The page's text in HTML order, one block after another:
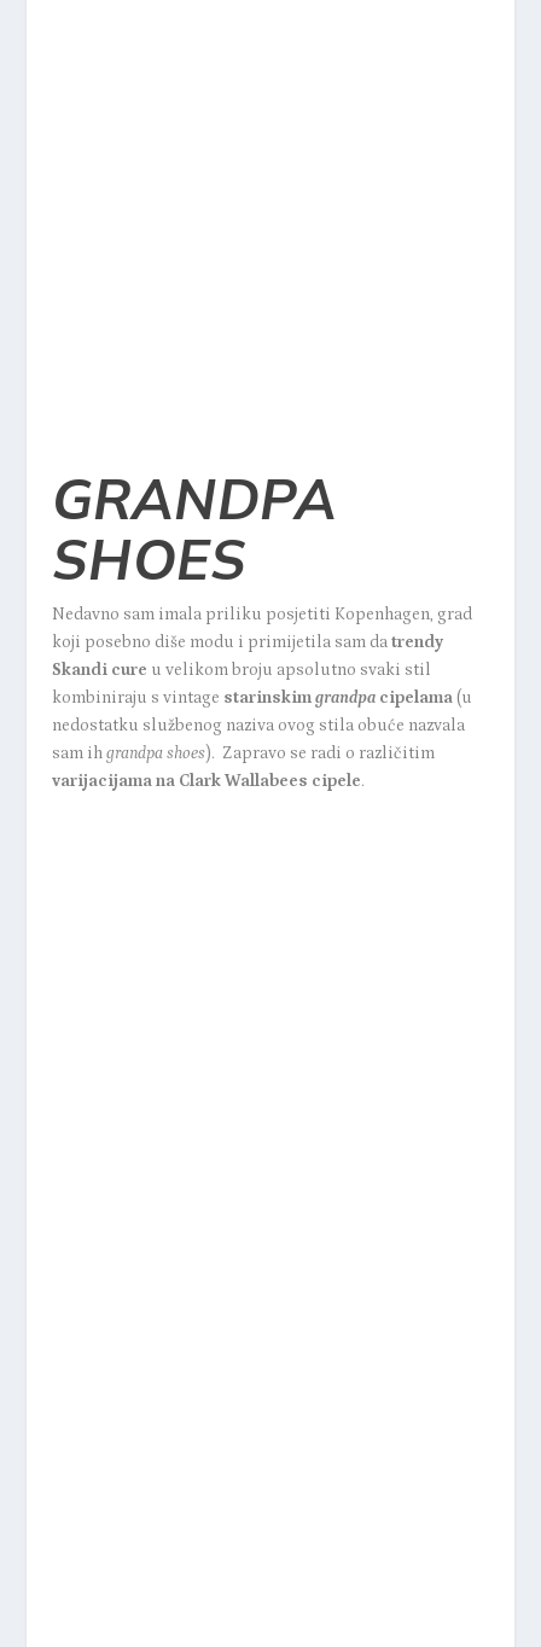
GRANDPA
SHOES
Nedavno sam imala priliku posjetiti Kopenhagen, grad
koji posebno diše modu i primijetila sam datrendy
Skandi cure u velikom broju apsolutno svaki stil
kombiniraju s vintage starinskimgrandpa cipelama (u
nedostatku službenog naziva ovog stila obuće nazvala
sam ihgrandpa shoes). Zapravo se radi o različitim
varijacijama na Clark Wallabees cipele.